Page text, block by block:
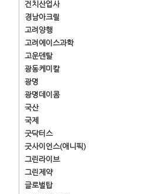
건치산업사
경남아크릴
고려양행
고려에이스과학
고운덴탈
광동케미칼
광명
광명데이콤
국산
국제
굿닥터스
굿사이언스(애니픽)
그린라이브
그린제약
글로벌탑